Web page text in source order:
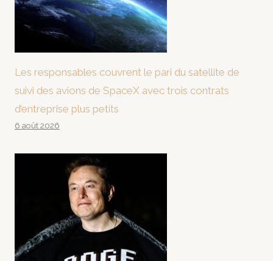
Les responsables couvrent le pari du satellite de
suivi des avions de SpaceX avec trois contrats
d’entreprise plus petits
6 août 2026